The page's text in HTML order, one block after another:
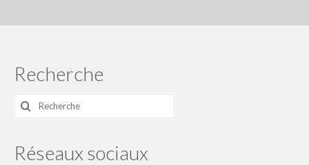
Recherche
Rechercher
Réseaux sociaux